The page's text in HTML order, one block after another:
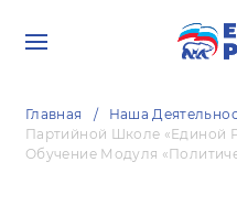
Главная Наша
Партийной Школе «Единой
Обучение Модуля